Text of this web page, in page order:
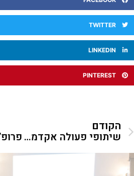
TWITTER
LINKEDIN
PINTEREST
הקודם
שיתופי פעולה אקדמיים – איך לעבוד עם חוקרים מובילים בעולם?